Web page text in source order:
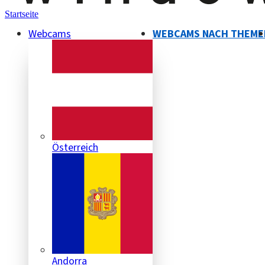
Startseite
Webcams
Österreich
Andorra
WEBCAMS NACH